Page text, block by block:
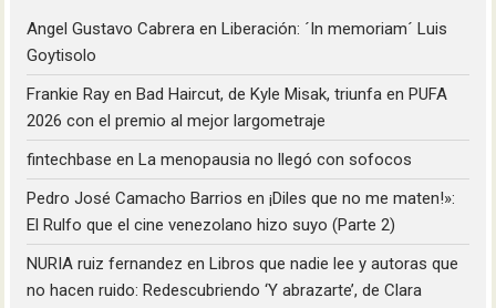
Angel Gustavo Cabrera enLiberación: ´In memoriam´ Luis
Goytisolo
Frankie Ray enBad Haircut, de Kyle Misak, triunfa en PUFA
2026 con el premio al mejor largometraje
fintechbase enLa menopausia no llegó con sofocos
Pedro José Camacho Barrios en¡Diles que no me maten!»:
El Rulfo que el cine venezolano hizo suyo (Parte 2)
NURIA ruiz fernandez enLibros que nadie lee y autoras que
no hacen ruido: Redescubriendo ‘Y abrazarte’, de Clara